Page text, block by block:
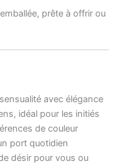
prête à offrir ou
avec élégance
idéal pour les initiés
de couleur
port quotidien
désir pour vous ou